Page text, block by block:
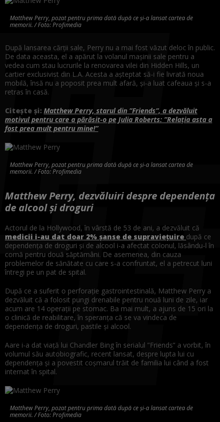
Matthew Perry, pozat pentru prima dată după ce și-a lansat cartea de
memorii. / Foto: Profimedia
După lansarea cărții sale, Perry nu a mai fost văzut deloc în public.
De data aceasta, el a apărut la volanul mașinii sale pentru a
vedea cum stau lucrurile la renovarea vilei din Hidden Hills, un
cartier exclusivist din L.A. Acesta a așteptat să-i fie livrată noua
mobilă, însă nu a poposit prea mult afară, și-a luat cafeaua și s-a
retras în casă.
Citește și: Matthew Perry, starul din ”Friends”, a dezvăluit
motivul pentru care a părăsit-o pe Julia Roberts: ”Relația asta a
fost prea mult pentru mine!”
Matthew Perry, pozat pentru prima dată după ce și-a lansat cartea de
memorii. / Foto: Profimedia
Matthew Perry, dezvăluiri despre dependența
de alcool și droguri
Actorul de la Hollywood, în vârstă de 53 de ani, a dezvăluit că
medicii i-au dat doar 2% șanse de supraviețuire după ce
dependența de droguri și de alcool i-a afectat colonul, lăsându-l în
comă pentru două săptămâni. De asemenea, din cauza
problemelor de sănătate cu care s-a confruntat, el a petrecut luni
întregi pe un pat de spital.
După ce a suferit o perforație gastrointestinală, Matthew Perry a
dezvăluit că a folosit pungi drenabile pentru nouă luni de zile, iar
acum are 14 operații pe stomac. Ba mai mult, a ajuns de 15 ori la
o clinică de reabilitare, în speranța că se va vindeca de
dependența de droguri, pastile și alcool.
Aare i-a dat viață lui Chandler Bing în serialul ”Friends” a vorbit, în
volumul său autobiografic, recent lansat, despre lupta lui cu
dependența și a povestit coșmarul trăit de familia lui când a fost
internat în spital.
Matthew Perry, pozat pentru prima dată după ce și-a lansat cartea de
memorii. / Foto: Profimedia